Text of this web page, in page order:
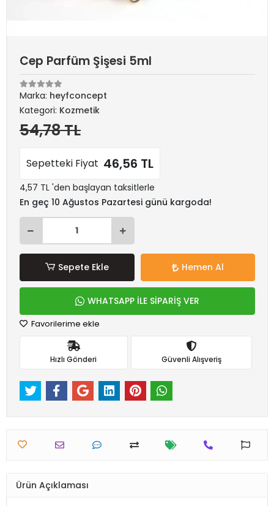
Cep Parfüm Şişesi 5ml
Marka: heyfconcept
Kategori: Kozmetik
54,78 TL
Sepetteki Fiyat 46,56 TL
4,57 TL 'den başlayan taksitlerle
En geç 10 Ağustos Pazartesi günü kargoda!
Sepete Ekle Hemen Al
WHATSAPP İLE SİPARİŞ VER
Favorilerime ekle
Hızlı Gönderi Güvenli Alışveriş
Ürün Açıklaması